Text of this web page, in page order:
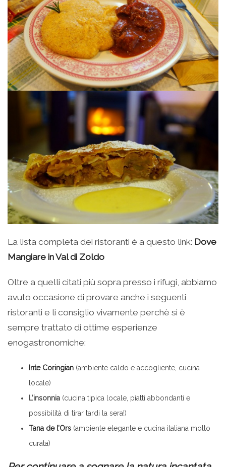
La lista completa dei ristoranti è a questo link: Dove
Mangiare in Val di Zoldo
Oltre a quelli citati più sopra presso i rifugi, abbiamo
avuto occasione di provare anche i seguenti
ristoranti e li consiglio vivamente perchè si è
sempre trattato di ottime esperienze
enogastronomiche:
Inte Coringian (ambiente caldo e accogliente, cucina
locale)
L’insonnia (cucina tipica locale, piatti abbondanti e
possibilità di tirar tardi la sera!)
Tana de l’Ors (ambiente elegante e cucina italiana molto
curata)